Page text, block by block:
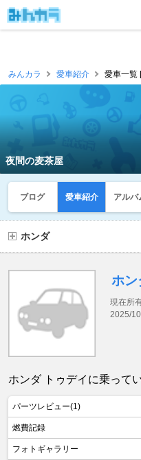
みんカラ 愛車紹介 愛車一覧
夜間の麦茶屋
ブログ 愛車紹介 アルバ
ホンダ
ホン
現在所
2025/
ホンダ トゥデイに乗って
パーツレビュー(1)
燃費記録
フォトギャラリー